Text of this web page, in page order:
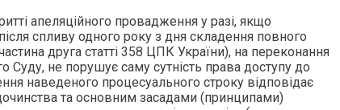
апеляційного провадження у разі, якщо
спливу одного року з дня складення повного
друга статті 358 ЦПК України), на переконання
Суду, не порушує саму сутність права доступу до
наведеного процесуального строку відповідає
та основним засадами (принципами)